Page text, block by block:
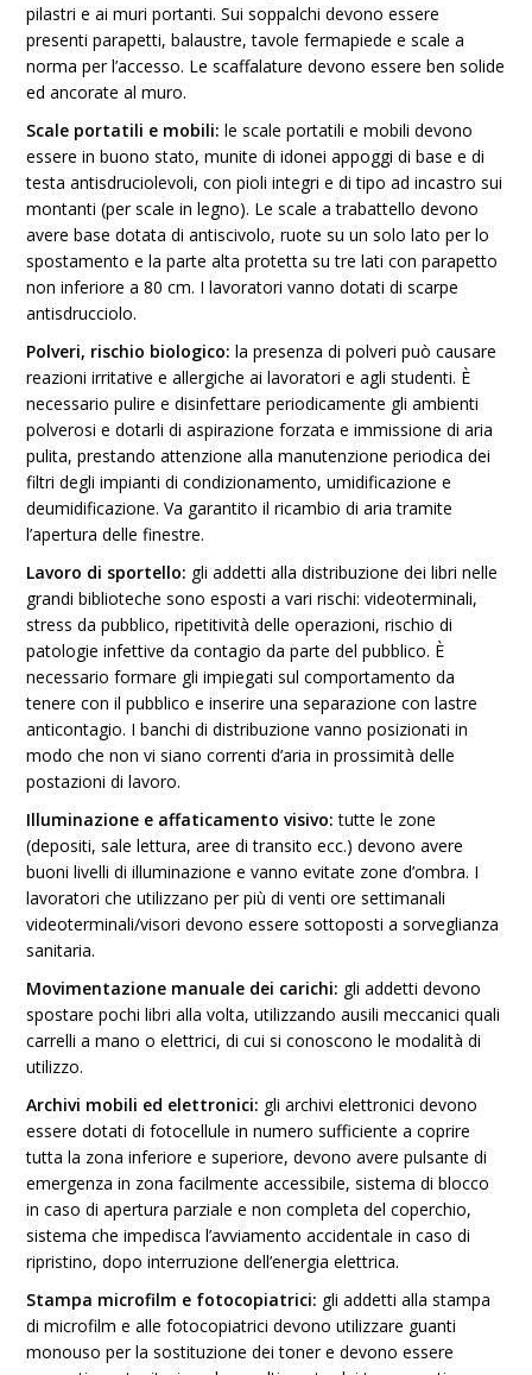
pilastri e ai muri portanti. Sui soppalchi devono essere
presenti parapetti, balaustre, tavole fermapiede e scale a
norma per l’accesso. Le scaffalature devono essere ben solide
ed ancorate al muro.
Scale portatili e mobili:le scale portatili e mobili devono
essere in buono stato, munite di idonei appoggi di base e di
testa antisdruciolevoli, con pioli integri e di tipo ad incastro sui
montanti (per scale in legno). Le scale a trabattello devono
avere base dotata di antiscivolo, ruote su un solo lato per lo
spostamento e la parte alta protetta su tre lati con parapetto
non inferiore a 80 cm. I lavoratori vanno dotati di scarpe
antisdrucciolo.
Polveri, rischio biologico:la presenza di polveri può causare
reazioni irritative e allergiche ai lavoratori e agli studenti. È
necessario pulire e disinfettare periodicamente gli ambienti
polverosi e dotarli di aspirazione forzata e immissione di aria
pulita, prestando attenzione alla manutenzione periodica dei
filtri degli impianti di condizionamento, umidificazione e
deumidificazione. Va garantito il ricambio di aria tramite
l’apertura delle finestre.
Lavoro di sportello: gli addetti alla distribuzione dei libri nelle
grandi biblioteche sono esposti a vari rischi: videoterminali,
stress da pubblico, ripetitività delle operazioni, rischio di
patologie infettive da contagio da parte del pubblico. È
necessario formare gli impiegati sul comportamento da
tenere con il pubblico e inserire una separazione con lastre
anticontagio. I banchi di distribuzione vanno posizionati in
modo che non vi siano correnti d’aria in prossimità delle
postazioni di lavoro.
Illuminazione e affaticamento visivo:tutte le zone
(depositi, sale lettura, aree di transito ecc.) devono avere
buoni livelli di illuminazione e vanno evitate zone d’ombra. I
lavoratori che utilizzano per più di venti ore settimanali
videoterminali/visori devono essere sottoposti a sorveglianza
sanitaria.
Movimentazione manuale dei carichi: gli addetti devono
spostare pochi libri alla volta, utilizzando ausili meccanici quali
carrelli a mano o elettrici, di cui si conoscono le modalità di
utilizzo.
Archivi mobili ed elettronici: gli archivi elettronici devono
essere dotati di fotocellule in numero sufficiente a coprire
tutta la zona inferiore e superiore, devono avere pulsante di
emergenza in zona facilmente accessibile, sistema di blocco
in caso di apertura parziale e non completa del coperchio,
sistema che impedisca l’avviamento accidentale in caso di
ripristino, dopo interruzione dell’energia elettrica.
Stampa microfilm e fotocopiatrici: gli addetti alla stampa
di microfilm e alle fotocopiatrici devono utilizzare guanti
monouso per la sostituzione dei toner e devono essere